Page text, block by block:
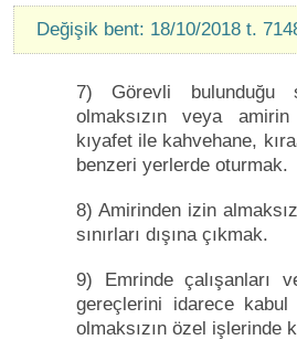
Değişik bent: 18/10/2018 t.
7) Görevli bulunduğu
olmaksızın veya
kıyafet ile kahvehane,
benzeri yerlerde oturmak.
8) Amirinden izin
sınırları dışına çıkmak.
9) Emrinde çalışanları
gereçlerini idarece
olmaksızın özel işlerinde